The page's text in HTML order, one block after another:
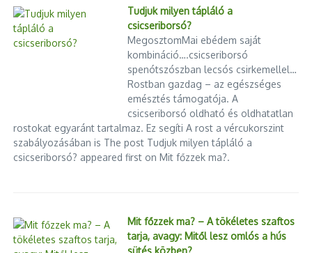
A 20 ezer fő feletti városok és budapesti kerületek
rezsitámogatási és adósságkezelési alapra pályázhatnak, 2
millió Ft értékben.
Az 5-20 ezer fős városok nyílászárócserére pályázhatnak
nyolc lakásban, 4 millió Ft értékben.
Községek:
Az 5 ezer fő alatti települések tűzifa támogatási alapra és
háromfős szakmai zsűri
végzi:Kőszeghy Leaszociológus,Rácz
Bélaközösségszervező, valamintDr. Ürge-Vorsatz Diána
Tudjuk milyen tápláló a
csicseriborsó?
MegosztomMai ebédem saját
kombináció….csicseriborsó
spenótszószban lecsós csirkemellel…
Rostban gazdag – az egészséges
emésztés támogatója. A
csicseriborsó oldható és oldhatatlan
rostokat egyaránt tartalmaz. Ez segíti A rost a vércukorszint
szabályozásában is The post Tudjuk milyen tápláló a
csicseriborsó? appeared first on Mit főzzek ma?.
Mit főzzek ma? – A tökéletes szaftos
tarja, avagy: Mitől lesz omlós a hús